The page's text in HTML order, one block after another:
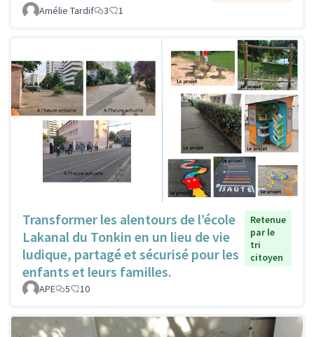
Amélie Tardif
3 1
Transformer les alentours de l’école
Lakanal du Tonkin en un lieu de vie
ludique, partagé et sécurisé pour les
enfants et leurs familles.
Retenue
par le
tri
citoyen
APE 5 10